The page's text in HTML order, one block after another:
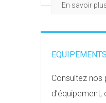
En savoir
Consultez nos